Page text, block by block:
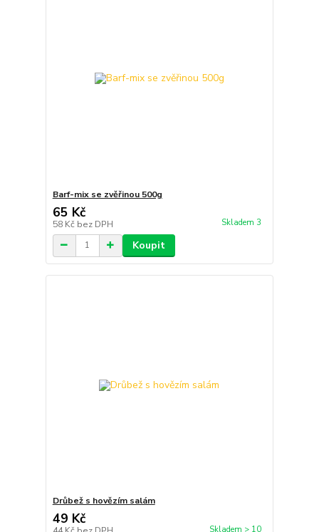
Barf-mix se zvěřinou 500g
65 Kč
58 Kč bez DPH Skladem 3
Koupit
Drůbež s hovězím salám
49 Kč
Skladem > 10